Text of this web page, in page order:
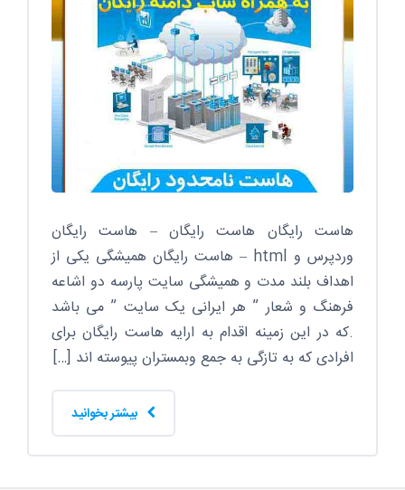
هاست رایگان هاست رایگان – هاست رایگان
وردپرس و html – هاست رایگان همیشگی یکی از
اهداف بلند مدت و همیشگی سایت پارسه دو اشاعه
فرهنگ و شعار ” هر ایرانی یک سایت ” می باشد
.که در این زمینه اقدام به ارایه هاست رایگان برای
افرادی که به تازگی به جمع وبمستران پیوسته اند […]